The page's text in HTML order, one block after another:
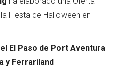
Fiesta de Halloween en
El Paso de Port Aventura
y Ferrariland